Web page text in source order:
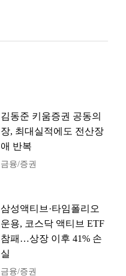
김동준 키움증권 공동의
장, 최대실적에도 전산장
애 반복
금융/증권
삼성액티브·타임폴리오
운용, 코스닥 액티브 ETF
참패…상장 이후 41% 손
실
금융/증권